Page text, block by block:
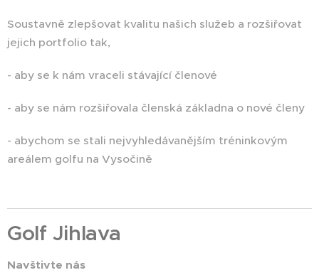
Soustavně zlepšovat kvalitu našich služeb a rozšiřovat
jejich portfolio tak,
- aby se k nám vraceli stávající členové
- aby se nám rozšiřovala členská základna o nové členy
- abychom se stali nejvyhledávanějším tréninkovým
areálem golfu na Vysočině
Golf Jihlava
Navštivte nás